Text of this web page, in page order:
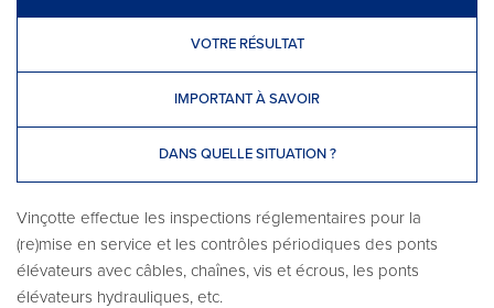
VOTRE RÉSULTAT
IMPORTANT À SAVOIR
DANS QUELLE SITUATION ?
Vinçotte effectue les inspections réglementaires pour la
(re)mise en service et les contrôles périodiques des ponts
élévateurs avec câbles, chaînes, vis et écrous, les ponts
élévateurs hydrauliques, etc.